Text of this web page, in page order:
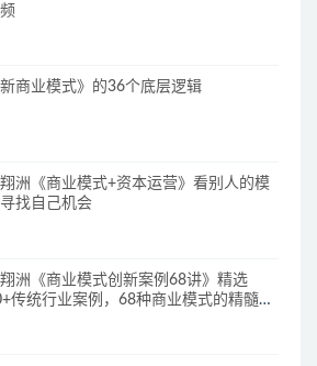
新商业模式》的36个底层逻辑
洲《商业模式+资本运营》看别人的模
找自己机会
洲《商业模式创新案例68讲》精选
传统行业案例，68种商业模式的精髓与